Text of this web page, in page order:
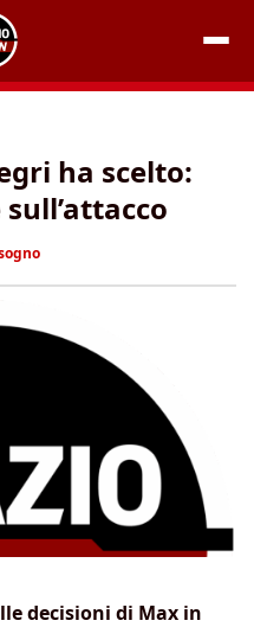
ha scelto:
decisioni di Max in